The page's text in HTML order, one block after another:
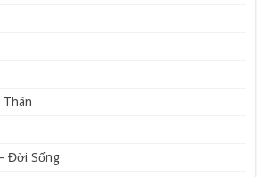
Thân
Đời Sống